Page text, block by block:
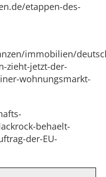
etappen-des-
immobilien/
zieht-jetzt-der-
wohnungsmarkt-
behaelt-
der-EU-